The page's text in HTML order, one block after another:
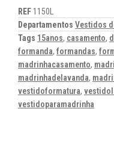
REF 1150L
Departamentos Vestidos
Tags 15anos, casamento,
formanda, formandas,
madrinhacasamento,
madrinhadelavanda,
vestidoformatura,
vestidoparamadrinha